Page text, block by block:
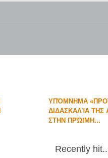
ΥΠΌΜΝΗΜΑ
ΔΙΔΑΣΚΑΛΊΑ ΤΗΣ
ΣΤΗΝ ΠΡΏΙΜΗ...
Recently